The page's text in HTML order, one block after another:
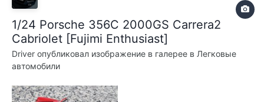
1/24 Porsche 356C 2000GS Carrera2
Cabriolet [Fujimi Enthusiast]
Driver опубликовал изображение в галерее в Легковые
автомобили